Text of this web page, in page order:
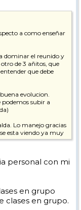
a como enseñar
dominar el reunido y
de 3 añitos, que
que debe
evolucion.
subir a
Lo manejo gracias
esta viendo ya muy
como si se tratara de
personal con mi
en grupo
clases en grupo.